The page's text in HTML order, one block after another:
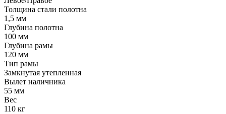
Толщина стали полотна
1,5 мм
Глубина полотна
100 мм
Глубина рамы
120 мм
Тип рамы
Замкнутая утепленная
Вылет наличника
55 мм
Вес
110 кг